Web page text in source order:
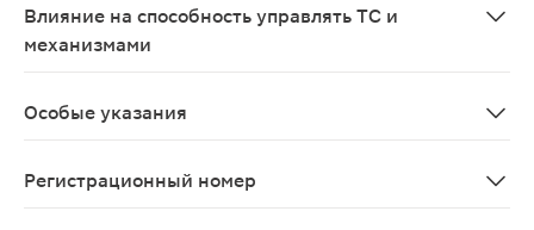
Влияние на способность управлять ТС и
механизмами
Особые указания
Регистрационный номер